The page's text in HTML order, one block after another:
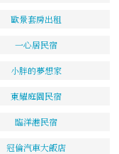
歐景套房出租
一心居民宿
小胖的夢想家
東耀庭園民宿
臨洋港民宿
冠倫汽車大飯店